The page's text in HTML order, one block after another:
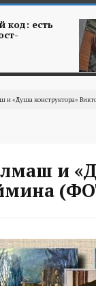
код: есть
и «Душа конструктора»
и